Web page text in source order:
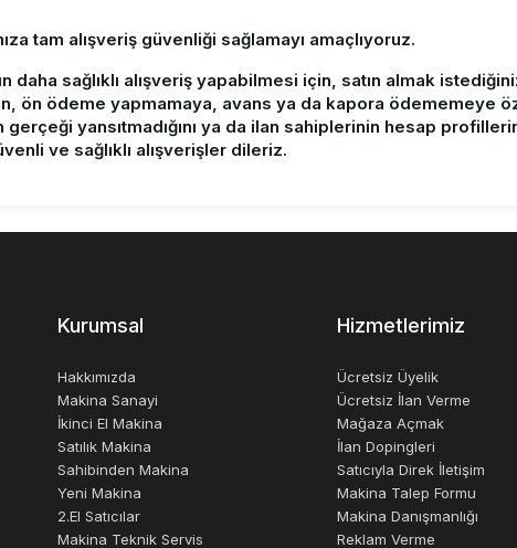
tam alışveriş güvenliği sağlamayı amaçlıyoruz.
daha sağlıklı alışveriş yapabilmesi için, satın almak
ön ödeme yapmamaya, avans ya da kapora ödememeye
yansıtmadığını ya da ilan sahiplerinin hesap
ve sağlıklı alışverişler dileriz.
Kurumsal
Hakkımızda
Makina Sanayi
İkinci El Makina
Satılık Makina
Sahibinden Makina
Yeni Makina
2.El Satıcılar
Makina Teknik Servis
Hizmetlerimiz
Ücretsiz Üyelik
Ücretsiz İlan Verme
Mağaza Açmak
İlan Dopingleri
Satıcıyla Direk İletişim
Makina Talep Formu
Makina Danışmanlığı
Reklam Verme